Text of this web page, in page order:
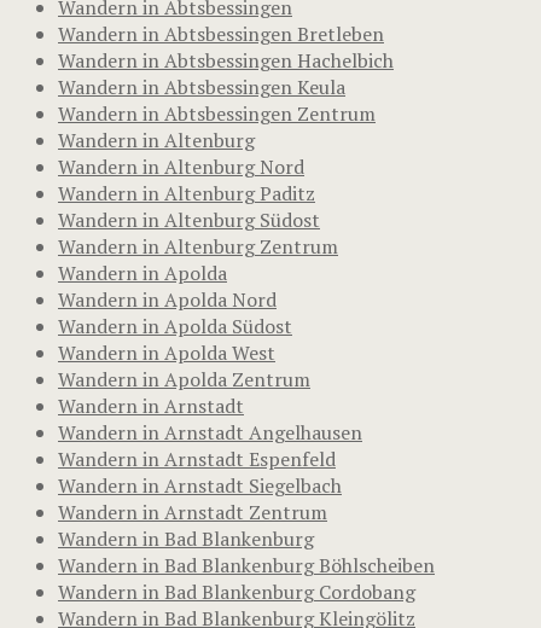
Wandern in Abtsbessingen
Wandern in Abtsbessingen Bretleben
Wandern in Abtsbessingen Hachelbich
Wandern in Abtsbessingen Keula
Wandern in Abtsbessingen Zentrum
Wandern in Altenburg
Wandern in Altenburg Nord
Wandern in Altenburg Paditz
Wandern in Altenburg Südost
Wandern in Altenburg Zentrum
Wandern in Apolda
Wandern in Apolda Nord
Wandern in Apolda Südost
Wandern in Apolda West
Wandern in Apolda Zentrum
Wandern in Arnstadt
Wandern in Arnstadt Angelhausen
Wandern in Arnstadt Espenfeld
Wandern in Arnstadt Siegelbach
Wandern in Arnstadt Zentrum
Wandern in Bad Blankenburg
Wandern in Bad Blankenburg Böhlscheiben
Wandern in Bad Blankenburg Cordobang
Wandern in Bad Blankenburg Kleingölitz